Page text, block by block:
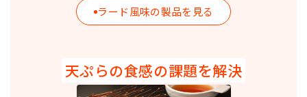
詳細を見る
マジックファット700 粉末油脂
詳細を見る
マジカルファット205 粉末油脂
ラード風味の製品を見る
天ぷらの食感の課題を解決